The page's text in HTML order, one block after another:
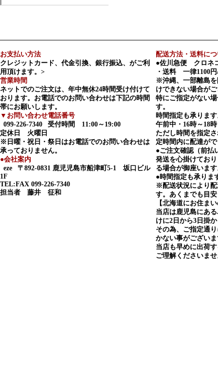
お支払い方法
クレジットカード、代金引換、銀行振込、がご利
用頂けます。>
営業時間
ネットでのご注文は、年中無休24時間受け付けて
おります。お電話でのお問い合わせは下記の時間
帯にお願いします。
▼お問い合わせ電話番号
099-226-7340
受付時間 11:00～19:00
定休日 火曜日
※日曜・祝日・祭日はお電話でのお問い合わせは
承っておりません。
●会社案内
eze
〒892-0831 鹿児児島市船津町5-1 坂口ビル
1F
TEL:FAX 099-226-7340
担当者 藤井 征和
配送方法・送料に
●佐川急便 クロネ
・送料 一律1100
※沖縄、一部離島
けできない場合が
特にご指定がない
す。
時間指定も承りま
午前中・16時～18
ただし時間を指定
定時間内に配達が
●ご注文確認（前払
発送を心掛けてお
る場合が御座いま
●時間指定も承りま
※配送状況により
す。あくまでも目
【北海道にお住ま
当店は鹿児島にあ
けに2日から3日掛
その為、ご指定通
かない事がござい
当店も早めに出荷
ご理解くださいま